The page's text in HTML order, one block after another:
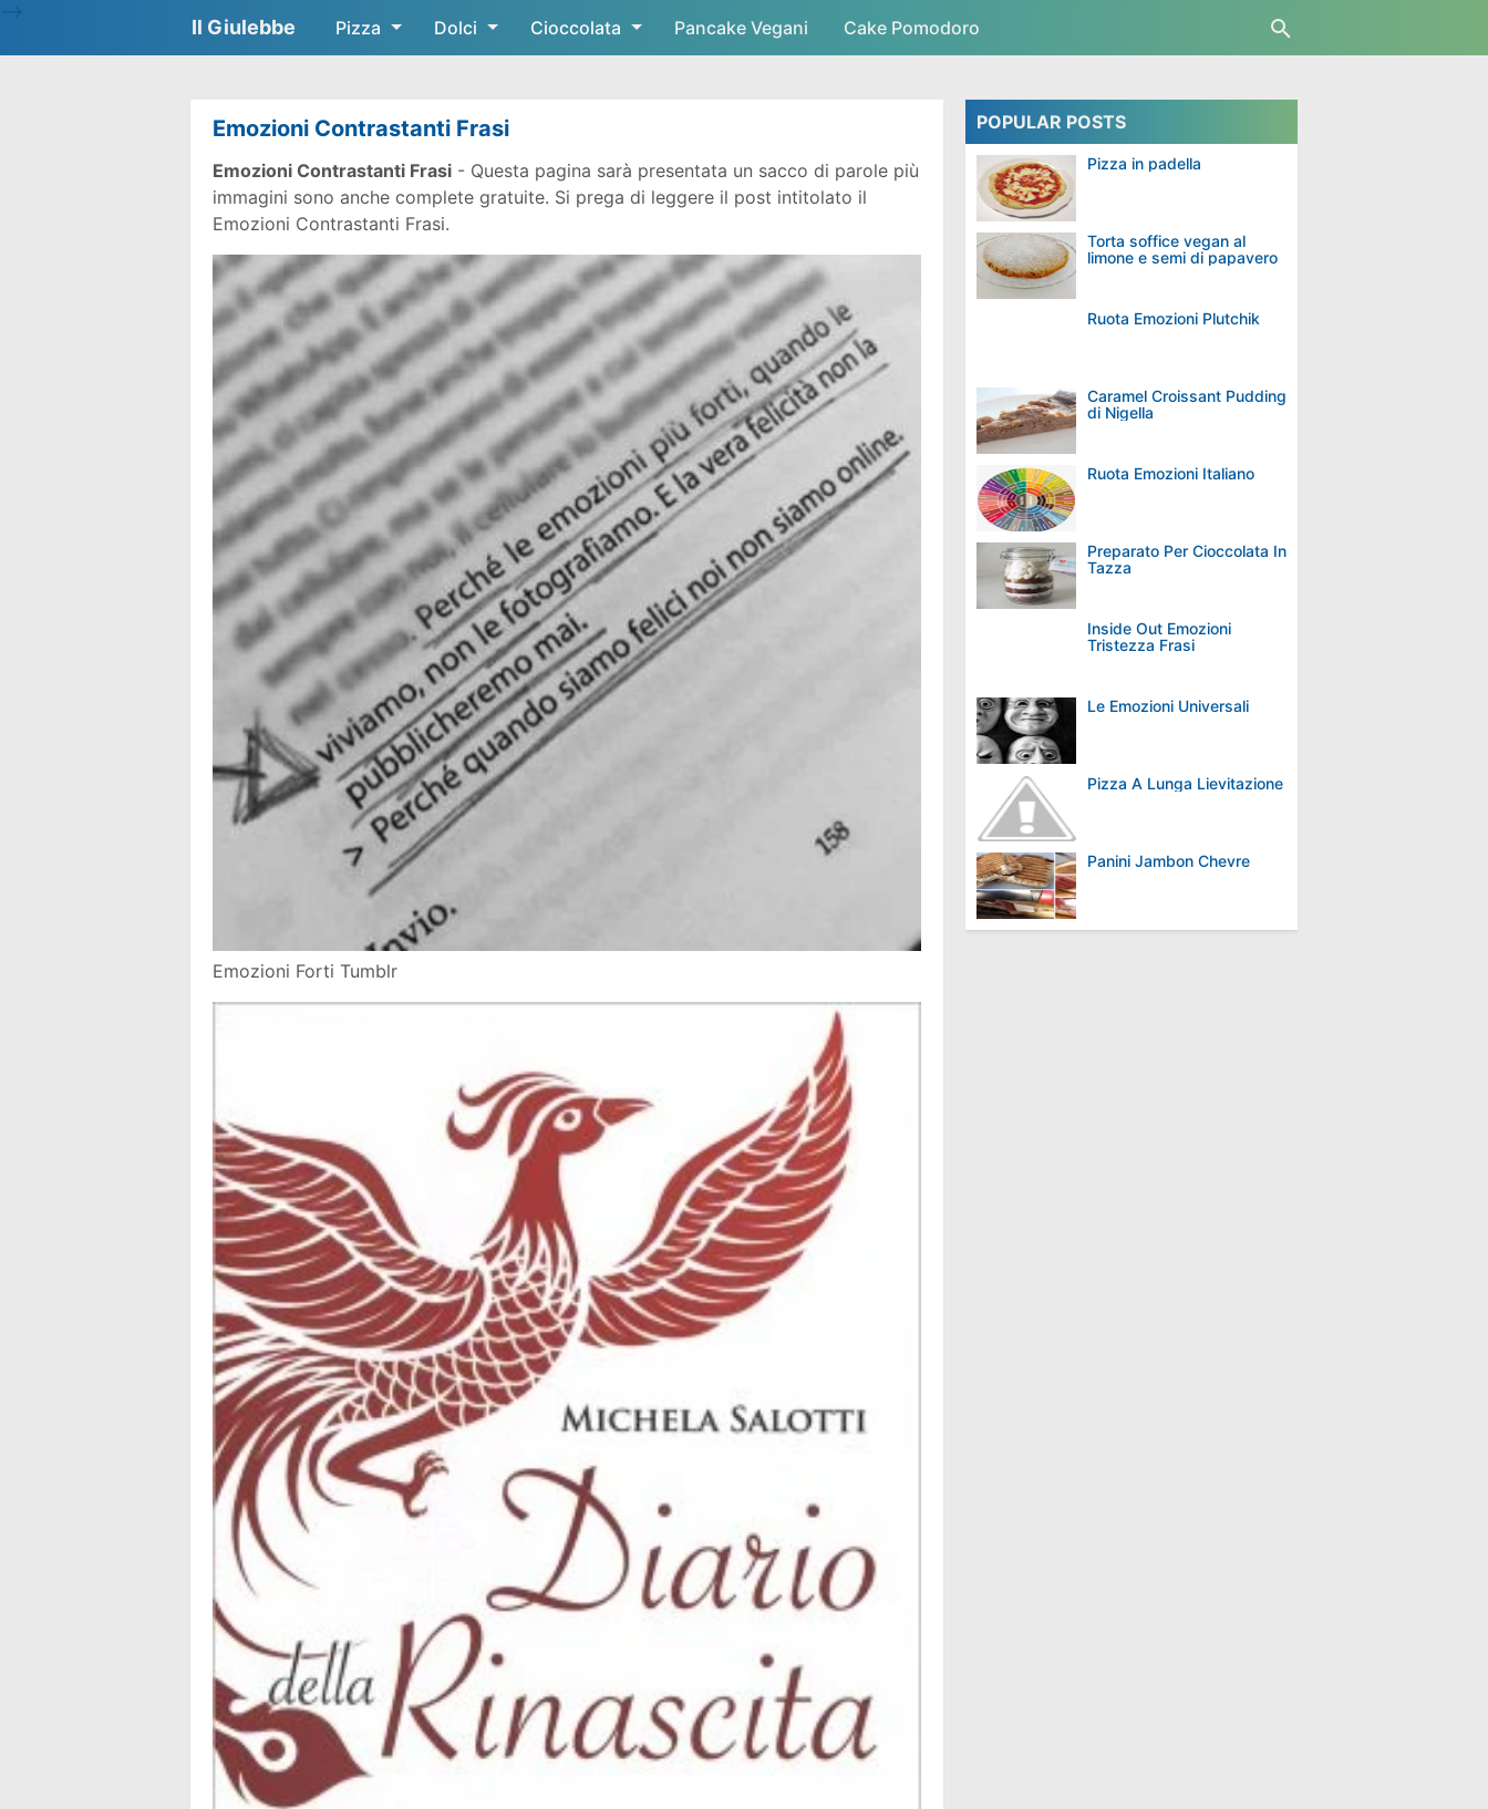
Skip to main content
Il Giulebbe Pizza Dolci Cioccolata Pancake Vegani Cake Pomodoro
Emozioni Contrastanti Frasi
Emozioni Contrastanti Frasi - Questa pagina sarà presentata un sacco di parole più
immagini sono anche complete gratuite. Si prega di leggere il post intitolato il
Emozioni Contrastanti Frasi.
Emozioni Forti Tumblr
POPULAR POSTS
Pizza in padella
Torta soffice vegan al
limone e semi di papavero
Ruota Emozioni Plutchik
Caramel Croissant Pudding
di Nigella
Ruota Emozioni Italiano
Preparato Per Cioccolata In
Tazza
Inside Out Emozioni
Tristezza Frasi
Le Emozioni Universali
Pizza A Lunga Lievitazione
Panini Jambon Chevre